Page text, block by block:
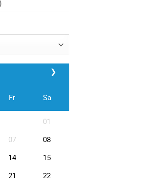
❯
Fr Sa
01
07 08
14 15
21 22